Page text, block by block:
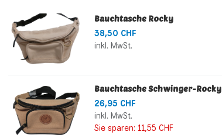
Bauchtasche Rocky
38,50 CHF
inkl. MwSt.
Bauchtasche Schwinger-Rocky
26,95 CHF
inkl. MwSt.
Sie sparen: 11,55 CHF